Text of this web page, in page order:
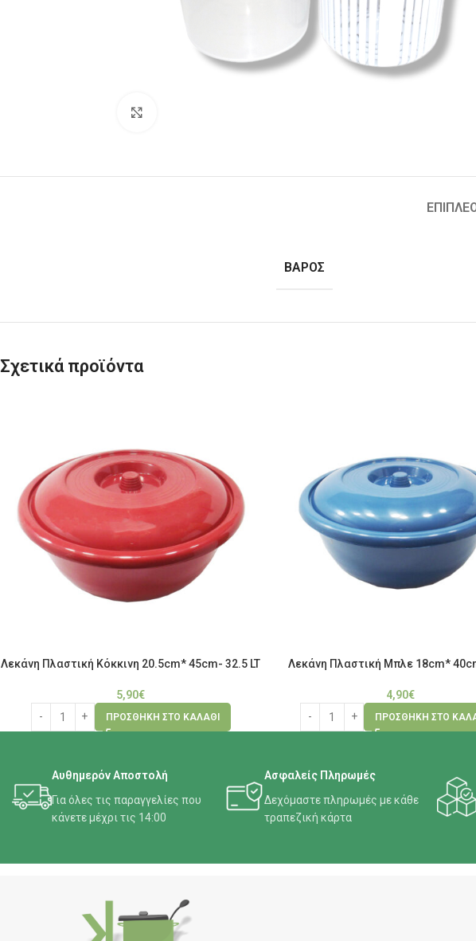
ΒΆΡΟΣ
Σχετικά προϊόντα
Λεκάνη Πλαστική Κόκκινη 20.5cm* 45cm- 32.5 LT
5,90€
ΠΡΟΣΘΉΚΗ ΣΤΟ ΚΑΛΆΘΙ
Λεκάνη Πλαστική Μπλε 18cm*
4,90€
ΠΡΟΣΘΉΚΗ ΣΤΟ
Αυθημερόν Αποστολή
Για όλες τις παραγγελίες που
κάνετε μέχρι τις 14:00
Ασφαλείς Πληρωμές
Δεχόμαστε πληρωμές με κάθε
τραπεζική κάρτα